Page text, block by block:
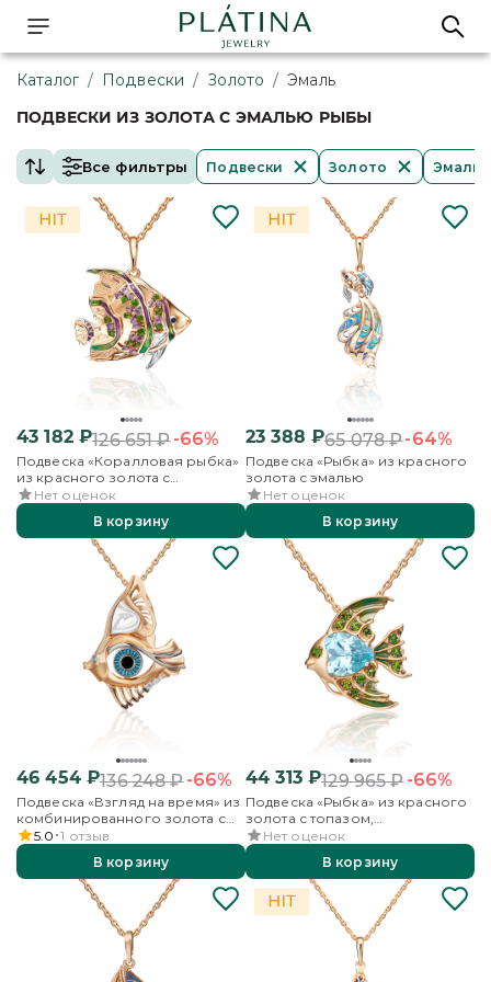
Каталог / Подвески / Золото / Эмаль
ПОДВЕСКИ ИЗ ЗОЛОТА С ЭМАЛЬЮ РЫБЫ
Все фильтры Подвески Золото Эмаль
43 182₽126 651₽-66%
Подвеска «Коралловая рыбка»
из красного золота с
аметистами, хромдиопсидами и
эмалью
Нет оценок
В корзину
23 388 ₽65 078₽-64%
Подвеска «Рыбка» из красного
золота с эмалью
Нет оценок
В корзину
46 454₽136 248₽-66%
Подвеска «Взгляд на время» из
комбинированного золота с
топазом, бесцветными
топазами и эмалью
5.0 1 отзыв
В корзину
44 313₽129 965₽-66%
Подвеска «Рыбка» из красного
золота с топазом,
хромдиопсидами и эмалью
Нет оценок
В корзину